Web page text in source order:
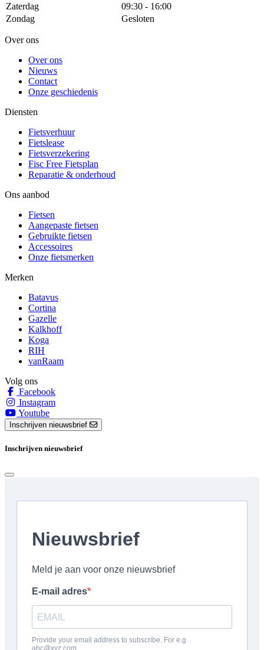
Zaterdag
09:30 - 16:00
Zondag
Gesloten
Over ons
Over ons
Nieuws
Contact
Onze geschiedenis
Diensten
Fietsverhuur
Fietslease
Fietsverzekering
Fisc Free Fietsplan
Reparatie & onderhoud
Ons aanbod
Fietsen
Aangepaste fietsen
Gebruikte fietsen
Accessoires
Onze fietsmerken
Merken
Batavus
Cortina
Gazelle
Kalkhoff
Koga
RIH
vanRaam
Volg ons
Facebook
Instagram
Youtube
Inschrijven nieuwsbrief
Inschrijven nieuwsbrief